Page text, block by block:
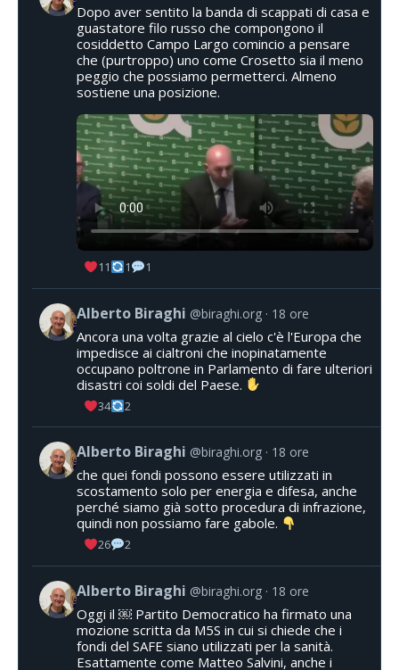
Dopo aver sentito la banda di scappati di casa e
guastatore filo russo che compongono il
cosiddetto Campo Largo comincio a pensare
che (purtroppo) uno come Crosetto sia il meno
peggio che possiamo permetterci. Almeno
sostiene una posizione.
11 1 1
Alberto Biraghi @biraghi.org 18 ore
Ancora una volta grazie al cielo c'è l'Europa che
impedisce ai cialtroni che inopinatamente
occupano poltrone in Parlamento di fare ulteriori
disastri coi soldi del Paese.
34 2
Alberto Biraghi @biraghi.org 18 ore
che quei fondi possono essere utilizzati in
scostamento solo per energia e difesa, anche
perché siamo già sotto procedura di infrazione,
quindi non possiamo fare gabole.
26 2
Alberto Biraghi @biraghi.org 18 ore
Oggi il ￼ Partito Democratico ha firmato una
mozione scritta da M5S in cui si chiede che i
fondi del SAFE siano utilizzati per la sanità.
Esattamente come Matteo Salvini, anche i